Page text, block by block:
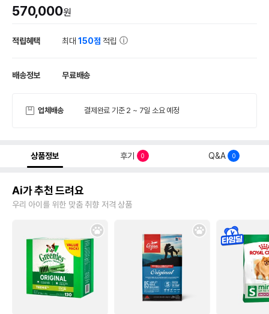
570,000원
적립혜택 최대150점 적립
배송정보 무료배송
업체배송 결제완료 기준 2 ~ 7일 소요 예정
상품정보 후기 0 Q&A 0
Ai가 추천 드려요
우리 아이를 위한 맞춤 취향 저격 상품